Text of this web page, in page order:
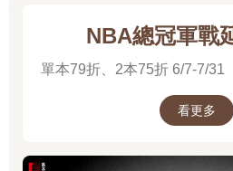
NBA總冠軍戰
單本79折、2本75折 6/7-7/31
看更多